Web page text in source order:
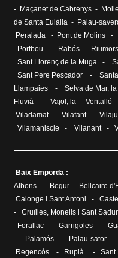
-
Maçanet de Cabrenys -
de Santa Eulàlia - Palau-
Peralada - Pont de Molins -
Portbou - Rabós - Riumors
Sant Llorenç de la Muga -
Sant Pere Pescador -
Llampaies - Selva de Mar, la
Fluvià - Vajol, la - Ventalló
Viladamat- Vilafant-
Vilamaniscle
- Vilanant-
Baix Emporda :
Albons
- Begur - Bellcaire
Calonge i Sant Antoni
-
- Cruïlles, Monells i Sant
Forallac - Garrigoles -
-
Palamós - Palau-sator -
Regencós - Rupià - Sant